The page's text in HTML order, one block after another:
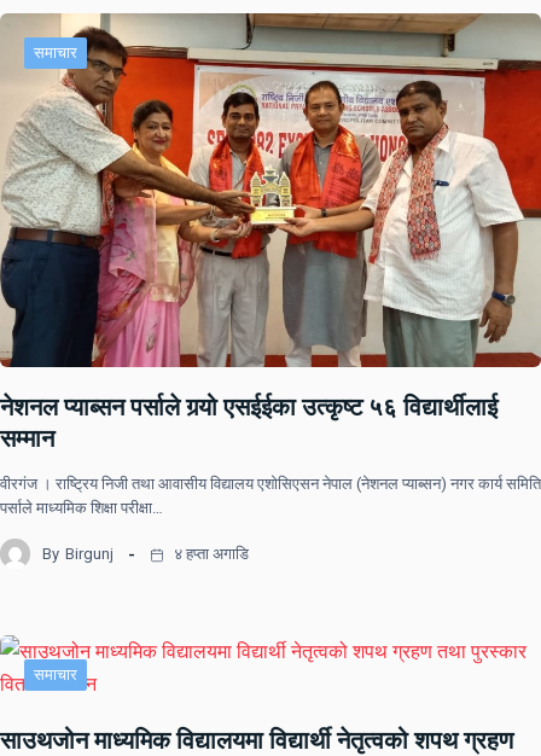
समाचार
नेशनल प्याब्सन पर्साले गर्‍यो एसईईका उत्कृष्ट ५६ विद्यार्थीलाई
सम्मान
वीरगंज । राष्ट्रिय निजी तथा आवासीय विद्यालय एशोसिएसन नेपाल (नेशनल प्याब्सन) नगर कार्य समिति
पर्साले माध्यमिक शिक्षा परीक्षा…
By Birgunj ४ हप्ता अगाडि
समाचार
साउथजोन माध्यमिक विद्यालयमा विद्यार्थी नेतृत्वको शपथ ग्रहण